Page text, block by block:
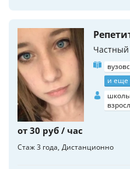
и еще
от 30 руб / час
Стаж 3 года Дистанционно